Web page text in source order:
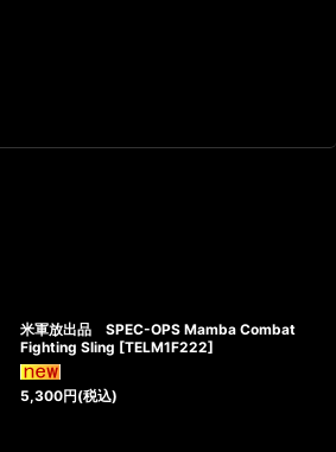
米軍放出品 SPEC-OPS Mamba Combat
Fighting Sling [TELM1F222]
5,300円(税込)